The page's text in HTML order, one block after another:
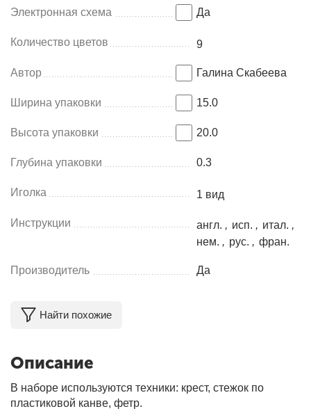
Электронная схема Да
Количество цветов 9
Автор Галина Скабеева
Ширина упаковки 15.0
Высота упаковки 20.0
Глубина упаковки 0.3
Иголка 1 вид
Инструкции англ. , исп. , итал. ,
нем. , рус. , фран.
Производитель Да
Найти похожие
Описание
В наборе используются техники: крест, стежок по
пластиковой канве, фетр.